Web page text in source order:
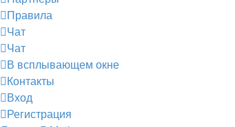
Правила
Чат
Чат
В всплывающем окне
Контакты
Вход
Регистрация